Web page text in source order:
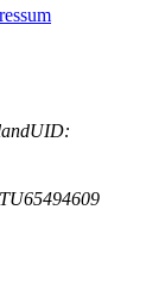
UID: